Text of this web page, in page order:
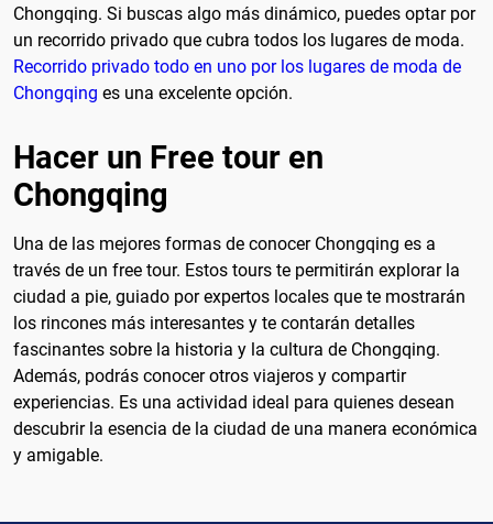
Chongqing. Si buscas algo más dinámico, puedes optar por
un recorrido privado que cubra todos los lugares de moda.
Recorrido privado todo en uno por los lugares de moda de
Chongqing es una excelente opción.
Hacer un Free tour en
Chongqing
Una de las mejores formas de conocer Chongqing es a
través de un free tour. Estos tours te permitirán explorar la
ciudad a pie, guiado por expertos locales que te mostrarán
los rincones más interesantes y te contarán detalles
fascinantes sobre la historia y la cultura de Chongqing.
Además, podrás conocer otros viajeros y compartir
experiencias. Es una actividad ideal para quienes desean
descubrir la esencia de la ciudad de una manera económica
y amigable.